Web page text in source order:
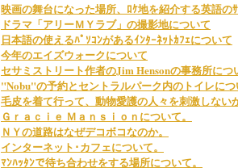
映画の舞台になった場所、ﾛｹ地を紹介する英語のｻ
ドラマ「アリーＭＹラブ」の撮影地について
日本語の使えるﾊﾟｿｺﾝがあるｲﾝﾀｰﾈｯﾄｶﾌｪについて
今年のエイズウォークについて
セサミストリート作者のJim Hensonの事務所につ
"Nobu"の予約とセントラルパーク内のトイレにつ
毛皮を着て行って、動物愛護の人々を刺激しない
Ｇｒａｃｉｅ Ｍａｎｓｉｏｎについて。
ＮＹの道路はなぜデコボコなのか。
インターネット･カフェについて。
ﾏﾝﾊｯﾀﾝで待ち合わせをする場所について。